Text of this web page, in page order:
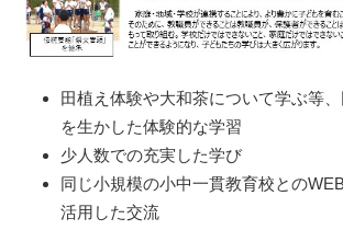
田植え体験や大和茶について学ぶ等
を生かした体験的な学習
少人数での充実した学び
同じ小規模の小中一貫教育校との
活用した交流